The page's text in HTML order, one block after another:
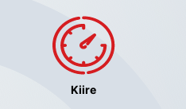
Kiire